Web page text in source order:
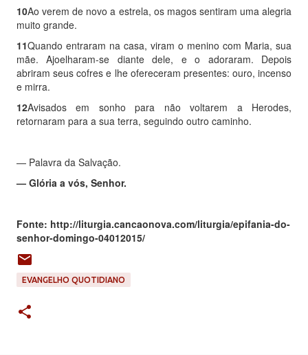
10Ao verem de novo a estrela, os magos sentiram uma alegria
muito grande.
11Quando entraram na casa, viram o menino com Maria, sua
mãe. Ajoelharam-se diante dele, e o adoraram. Depois
abriram seus cofres e lhe ofereceram presentes: ouro, incenso
e mirra.
12Avisados em sonho para não voltarem a Herodes,
retornaram para a sua terra, seguindo outro caminho.
— Palavra da Salvação.
— Glória a vós, Senhor.
Fonte: http://liturgia.cancaonova.com/liturgia/epifania-do-
senhor-domingo-04012015/
EVANGELHO QUOTIDIANO